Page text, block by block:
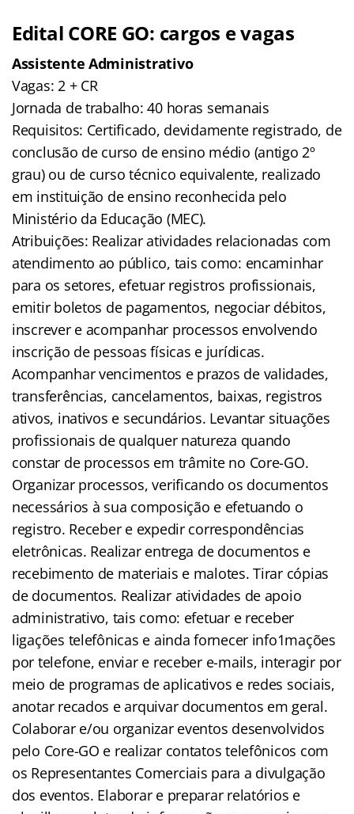
Edital CORE GO: cargos e vagas
Assistente Administrativo
Vagas: 2 + CR
Jornada de trabalho: 40 horas semanais
Requisitos: Certificado, devidamente registrado, de
conclusão de curso de ensino médio (antigo 2º
grau) ou de curso técnico equivalente, realizado
em instituição de ensino reconhecida pelo
Ministério da Educação (MEC).
Atribuições: Realizar atividades relacionadas com
atendimento ao público, tais como: encaminhar
para os setores, efetuar registros profissionais,
emitir boletos de pagamentos, negociar débitos,
inscrever e acompanhar processos envolvendo
inscrição de pessoas físicas e jurídicas.
Acompanhar vencimentos e prazos de validades,
transferências, cancelamentos, baixas, registros
ativos, inativos e secundários. Levantar situações
profissionais de qualquer natureza quando
constar de processos em trâmite no Core-GO.
Organizar processos, verificando os documentos
necessários à sua composição e efetuando o
registro. Receber e expedir correspondências
eletrônicas. Realizar entrega de documentos e
recebimento de materiais e malotes. Tirar cópias
de documentos. Realizar atividades de apoio
administrativo, tais como: efetuar e receber
ligações telefônicas e ainda fornecer info1mações
por telefone, enviar e receber e-mails, interagir por
meio de programas de aplicativos e redes sociais,
anotar recados e arquivar documentos em geral.
Colaborar e/ou organizar eventos desenvolvidos
pelo Core-GO e realizar contatos telefônicos com
os Representantes Comerciais para a divulgação
dos eventos. Elaborar e preparar relatórios e